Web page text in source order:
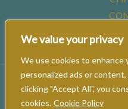
We value your privacy
We use cookies to enhance
personalized ads or
clicking "Accept All", you
cookies. Cookie Policy
Powered by Revontulet -
Reproduction is